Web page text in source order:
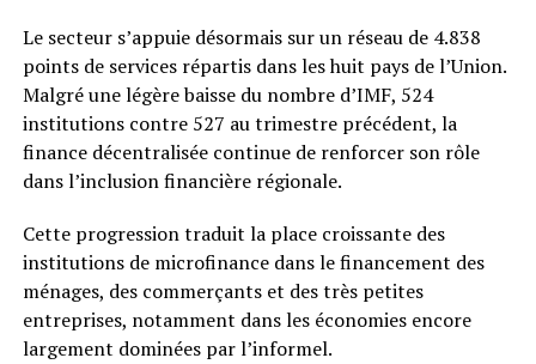
Le secteur s’appuie désormais sur un réseau de 4.838
points de services répartis dans les huit pays de l’Union.
Malgré une légère baisse du nombre d’IMF, 524
institutions contre 527 au trimestre précédent, la
finance décentralisée continue de renforcer son rôle
dans l’inclusion financière régionale.
Cette progression traduit la place croissante des
institutions de microfinance dans le financement des
ménages, des commerçants et des très petites
entreprises, notamment dans les économies encore
largement dominées par l’informel.